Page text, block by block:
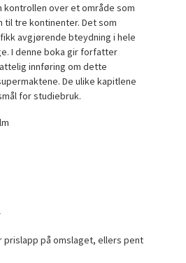
kontrollen over et område som
til tre kontinenter. Det som
avgjørende bteydning i hele
I denne boka gir forfatter
innføring om dette
De ulike kapitlene
for studiebruk.
prislapp på omslaget, ellers pent